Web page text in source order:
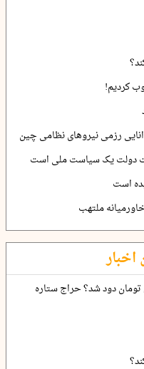
کردیم!
رزمی نیروهای نظامی چین
دولت یک سیاست ملی است
است
ملتهب
اخبار